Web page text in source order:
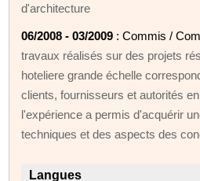
d'architecture
06/2008 - 03/2009 : Commis /
travaux réalisés sur des projets
hoteliere grande échelle
clients, fournisseurs et autorités
l'expérience a permis d'acquérir
techniques et des aspects des
Langues